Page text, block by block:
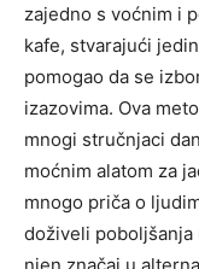
zajedno s voćnim i
kafe, stvarajući
pomogao da se
izazovima. Ova
mnogi stručnjaci
moćnim alatom za
mnogo priča o
doživeli